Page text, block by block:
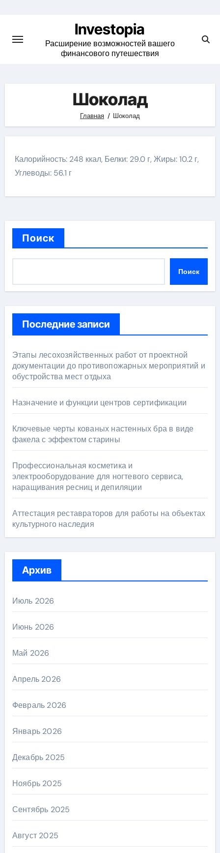
content
Investopia
Расширение возможностей вашего
финансового путешествия
Шоколад
Главная Шоколад
Калорийность: 248 ккал, Белки: 29.0 г, Жиры: 10.2 г,
Углеводы: 56.1 г
Поиск
Поиск
Последние записи
Этапы лесохозяйственных работ от проектной
документации до противопожарных мероприятий и
обустройства мест отдыха
Назначение и функции центров сертификации
Ключевые черты кованых настенных бра в виде
факела с эффектом старины
Профессиональная косметика и
электрооборудование для ногтевого сервиса,
наращивания ресниц и депиляции
Аттестация реставраторов для работы на объектах
культурного наследия
Архив
Июль 2026
Июнь 2026
Май 2026
Апрель 2026
Февраль 2026
Январь 2026
Декабрь 2025
Ноябрь 2025
Сентябрь 2025
Август 2025